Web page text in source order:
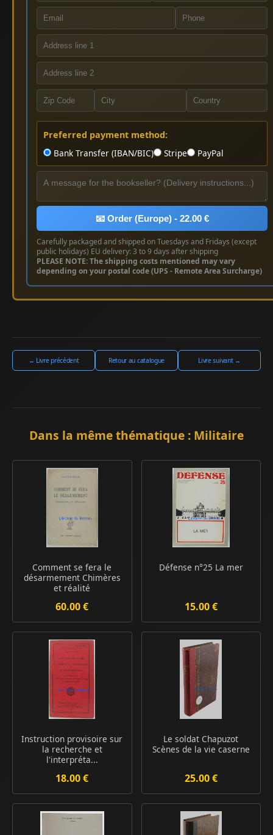
Preferred payment method:
Bank Transfer (IBAN/BIC)
Stripe PayPal
📧 Order (Europe) - 22.00 €
Carefully packaged and shipped on Tuesdays and Fridays (except
public holidays) EU delivery: 3 to 9 days after shipping
PLEASE NOTE: The shipping costs mentioned may vary
depending on your postal code (UPS - Remote Area Surcharge)
← Livre précédent Retour au catalogue Livre suivant →
Dans la même thématique : Militaire
Comment se fera le
désarmement Chimères
et réalité
60.00 €
Défense n°25 La mer
15.00 €
Instruction provisoire sur
la recherche et
l'interpréta...
18.00 €
Le soldat Chapuzot
Scènes de la vie caserne
25.00 €